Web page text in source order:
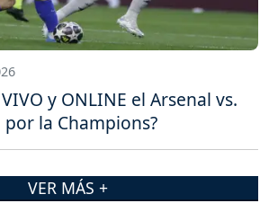
y ONLINE el Arsenal vs.
la Champions?
VER MÁS +